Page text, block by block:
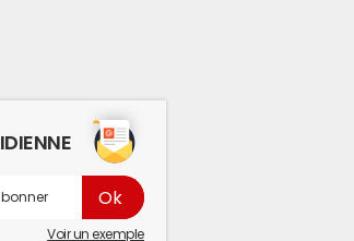
Voir un exemple